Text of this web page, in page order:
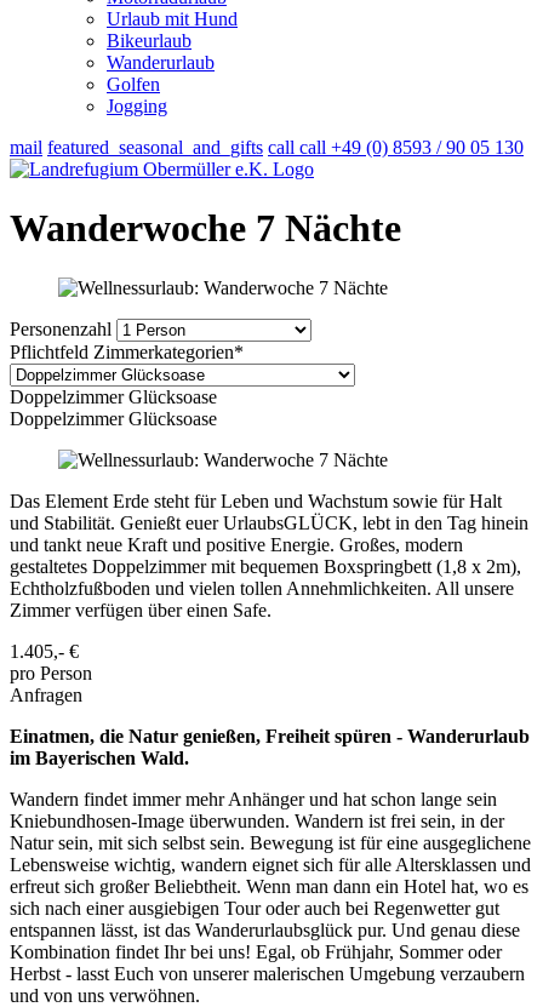
Urlaub mit Hund
Bikeurlaub
Wanderurlaub
Golfen
Jogging
mail featured_seasonal_and_gifts call call +49 (0) 8593 / 90 05 130
Wanderwoche 7 Nächte
Personenzahl
Pflichtfeld Zimmerkategorien*
Doppelzimmer Glücksoase
Doppelzimmer Glücksoase
Das Element Erde steht für Leben und Wachstum sowie für Halt
und Stabilität. Genießt euer UrlaubsGLÜCK, lebt in den Tag hinein
und tankt neue Kraft und positive Energie. Großes, modern
gestaltetes Doppelzimmer mit bequemen Boxspringbett (1,8 x 2m),
Echtholzfußboden und vielen tollen Annehmlichkeiten. All unsere
Zimmer verfügen über einen Safe.
1.405,- €
pro Person
Anfragen
Einatmen, die Natur genießen, Freiheit spüren - Wanderurlaub
im Bayerischen Wald.
Wandern findet immer mehr Anhänger und hat schon lange sein
Kniebundhosen-Image überwunden. Wandern ist frei sein, in der
Natur sein, mit sich selbst sein. Bewegung ist für eine ausgeglichene
Lebensweise wichtig, wandern eignet sich für alle Altersklassen und
erfreut sich großer Beliebtheit. Wenn man dann ein Hotel hat, wo es
sich nach einer ausgiebigen Tour oder auch bei Regenwetter gut
entspannen lässt, ist das Wanderurlaubsglück pur. Und genau diese
Kombination findet Ihr bei uns! Egal, ob Frühjahr, Sommer oder
Herbst - lasst Euch von unserer malerischen Umgebung verzaubern
und von uns verwöhnen.